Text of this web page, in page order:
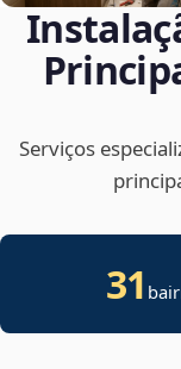
Serviços
31